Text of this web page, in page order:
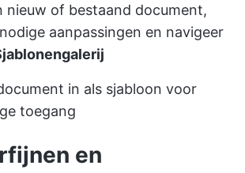
nieuw of bestaand document,
aanpassingen en navigeer
in als sjabloon voor
toegang
en